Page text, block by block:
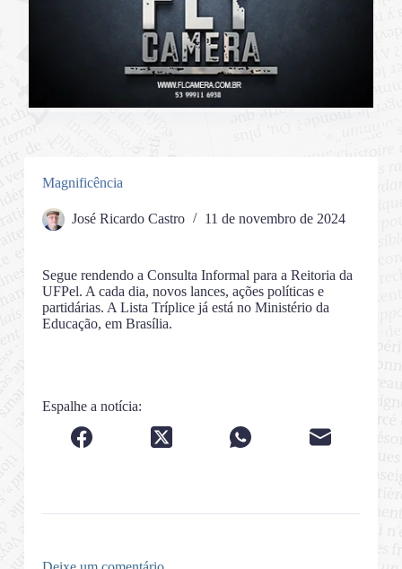
Magnificência
José Ricardo Castro 11 de novembro de 2024
Segue rendendo a Consulta Informal para a Reitoria da
UFPel. A cada dia, novos lances, ações políticas e
partidárias. A Lista Tríplice já está no Ministério da
Educação, em Brasília.
Espalhe a notícia: